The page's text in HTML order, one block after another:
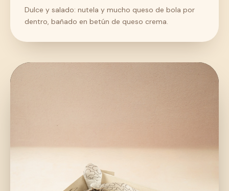
Dulce y salado: nutela y mucho queso de bola por
dentro, bañado en betún de queso crema.